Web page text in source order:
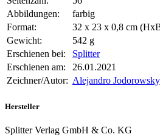
Abbildungen:
farbig
Format:
32 x 23 x 0,8 cm
Gewicht:
542 g
Erschienen bei:
Splitter
Erschienen am:
26.01.2021
Zeichner/Autor: Alejandro Jodorowsky
Hersteller
Splitter Verlag GmbH & Co. KG